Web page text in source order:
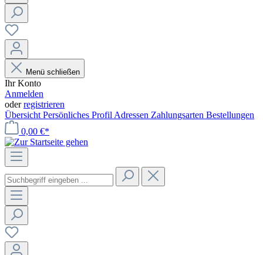
Menü schließen
Ihr Konto
Anmelden
oderregistrieren
Übersicht Persönliches Profil Adressen Zahlungsarten Bestellungen
0,00 €*